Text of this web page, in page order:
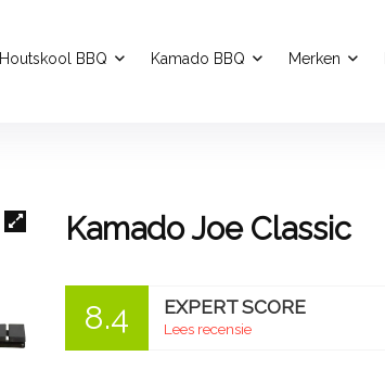
Houtskool BBQ Kamado BBQ Merken
Kamado Joe Classic
8.4 EXPERT SCORE
Lees recensie